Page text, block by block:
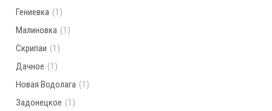
Гениевка (1)
Малиновка (1)
Скрипаи (1)
Дачное (1)
Новая Водолага (1)
Задонецкое (1)